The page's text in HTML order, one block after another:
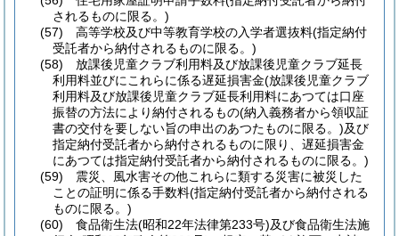
されるものに限る。)
(57)
高等学校及び中等教育学校の入学者選抜料(指定納付
受託者から納付されるものに限る。)
(58)
放課後児童クラブ利用料及び放課後児童クラブ延長
利用料並びにこれらに係る遅延損害金(放課後児童クラブ
利用料及び放課後児童クラブ延長利用料にあつては口座
振替の方法により納付されるもの(納入義務者から領収証
書の交付を要しない旨の申出のあつたものに限る。)及び
指定納付受託者から納付されるものに限り、遅延損害金
にあつては指定納付受託者から納付されるものに限る。)
(59)
震災、風水害その他これらに類する災害に被災した
ことの証明に係る手数料(指定納付受託者から納付される
ものに限る。)
(60)
食品衛生法(昭和22年法律第233号)及び食品衛生法施